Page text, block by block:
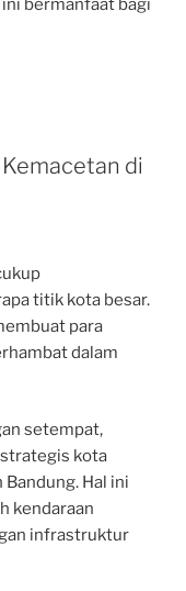
di
titik kota besar.
para
dalam
setempat,
kota
Bandung. Hal ini
kendaraan
infrastruktur